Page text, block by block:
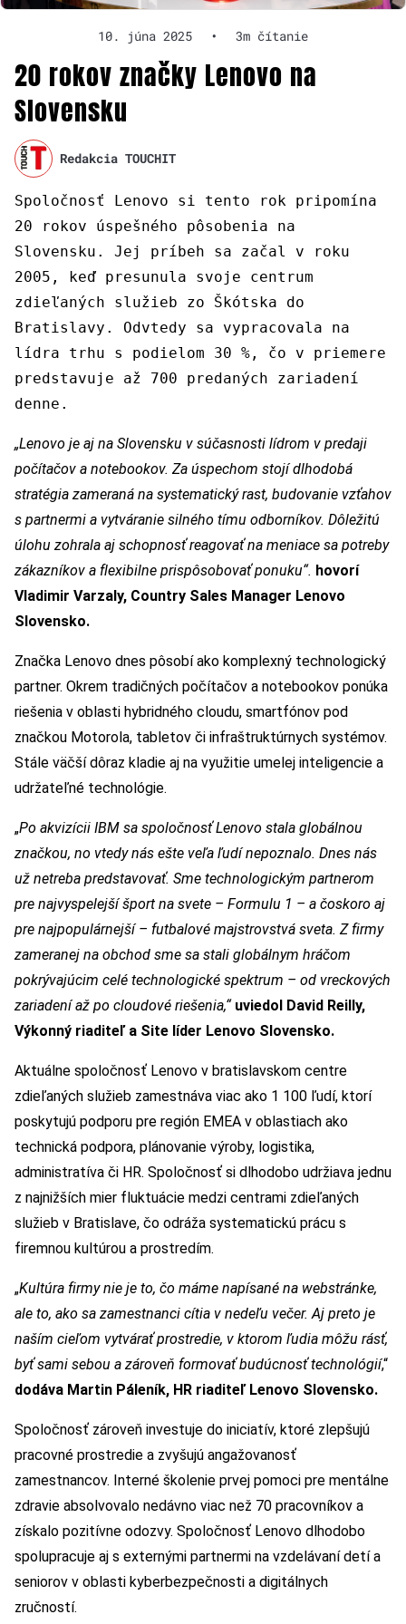
10. júna 2025 • 3m čítanie
20 rokov značky Lenovo na
Slovensku
Redakcia TOUCHIT
Spoločnosť Lenovo si tento rok pripomína
20 rokov úspešného pôsobenia na
Slovensku. Jej príbeh sa začal v roku
2005, keď presunula svoje centrum
zdieľaných služieb zo Škótska do
Bratislavy. Odvtedy sa vypracovala na
lídra trhu s podielom 30 %, čo v priemere
predstavuje až 700 predaných zariadení
denne.
„Lenovo je aj na Slovensku v súčasnosti lídrom v predaji
počítačov a notebookov. Za úspechom stojí dlhodobá
stratégia zameraná na systematický rast, budovanie vzťahov
s partnermi a vytváranie silného tímu odborníkov. Dôležitú
úlohu zohrala aj schopnosť reagovať na meniace sa potreby
zákazníkov a flexibilne prispôsobovať ponuku“. hovorí
Vladimir Varzaly, Country Sales Manager Lenovo
Slovensko.
Značka Lenovo dnes pôsobí ako komplexný technologický
partner. Okrem tradičných počítačov a notebookov ponúka
riešenia v oblasti hybridného cloudu, smartfónov pod
značkou Motorola, tabletov či infraštruktúrnych systémov.
Stále väčší dôraz kladie aj na využitie umelej inteligencie a
udržateľné technológie.
„Po akvizícii IBM sa spoločnosť Lenovo stala globálnou
značkou, no vtedy nás ešte veľa ľudí nepoznalo. Dnes nás
už netreba predstavovať. Sme technologickým partnerom
pre najvyspelejší šport na svete – Formulu 1 – a čoskoro aj
pre najpopulárnejší – futbalové majstrovstvá sveta. Z firmy
zameranej na obchod sme sa stali globálnym hráčom
pokrývajúcim celé technologické spektrum – od vreckových
zariadení až po cloudové riešenia,“ uviedol David Reilly,
Výkonný riaditeľ a Site líder Lenovo Slovensko.
Aktuálne spoločnosť Lenovo v bratislavskom centre
zdieľaných služieb zamestnáva viac ako 1 100 ľudí, ktorí
poskytujú podporu pre región EMEA v oblastiach ako
technická podpora, plánovanie výroby, logistika,
administratíva či HR. Spoločnosť si dlhodobo udržiava jednu
z najnižších mier fluktuácie medzi centrami zdieľaných
služieb v Bratislave, čo odráža systematickú prácu s
firemnou kultúrou a prostredím.
„Kultúra firmy nie je to, čo máme napísané na webstránke,
ale to, ako sa zamestnanci cítia v nedeľu večer. Aj preto je
naším cieľom vytvárať prostredie, v ktorom ľudia môžu rásť,
byť sami sebou a zároveň formovať budúcnosť technológií,“
dodáva Martin Páleník, HR riaditeľ Lenovo Slovensko.
Spoločnosť zároveň investuje do iniciatív, ktoré zlepšujú
pracovné prostredie a zvyšujú angažovanosť
zamestnancov. Interné školenie prvej pomoci pre mentálne
zdravie absolvovalo nedávno viac než 70 pracovníkov a
získalo pozitívne odozvy. Spoločnosť Lenovo dlhodobo
spolupracuje aj s externými partnermi na vzdelávaní detí a
seniorov v oblasti kyberbezpečnosti a digitálnych
zručností.